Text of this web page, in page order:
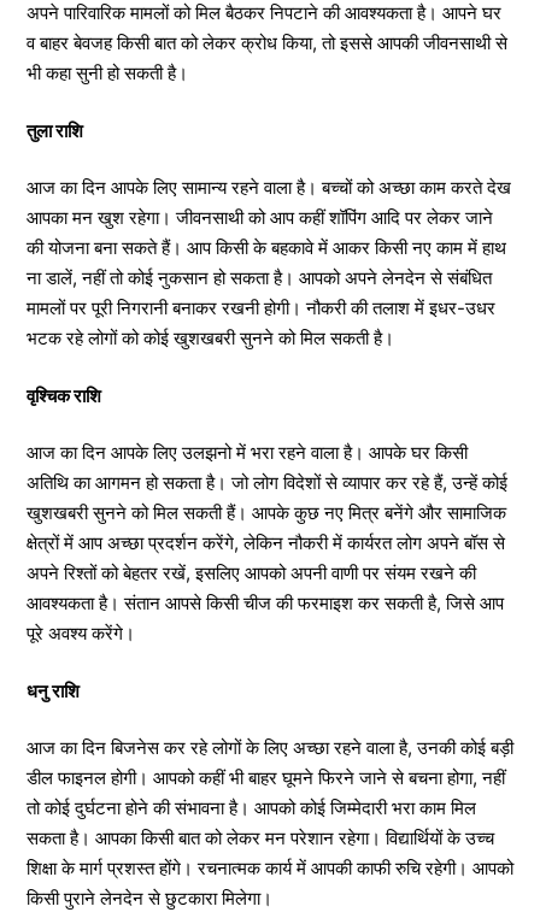
अपने पारिवारिक मामलों को मिल बैठकर निपटाने की आवश्यकता है। आपने घर
व बाहर बेवजह किसी बात को लेकर क्रोध किया, तो इससे आपकी जीवनसाथी से
भी कहा सुनी हो सकती है।
तुला राशि
आज का दिन आपके लिए सामान्य रहने वाला है। बच्चों को अच्छा काम करते देख
आपका मन खुश रहेगा। जीवनसाथी को आप कहीं शॉपिंग आदि पर लेकर जाने
की योजना बना सकते हैं। आप किसी के बहकावे में आकर किसी नए काम में हाथ
ना डालें, नहीं तो कोई नुकसान हो सकता है। आपको अपने लेनदेन से संबंधित
मामलों पर पूरी निगरानी बनाकर रखनी होगी। नौकरी की तलाश में इधर-उधर
भटक रहे लोगों को कोई खुशखबरी सुनने को मिल सकती है।
वृश्चिक राशि
आज का दिन आपके लिए उलझनो में भरा रहने वाला है। आपके घर किसी
अतिथि का आगमन हो सकता है। जो लोग विदेशों से व्यापार कर रहे हैं, उन्हें कोई
खुशखबरी सुनने को मिल सकती हैं। आपके कुछ नए मित्र बनेंगे और सामाजिक
क्षेत्रों में आप अच्छा प्रदर्शन करेंगे, लेकिन नौकरी में कार्यरत लोग अपने बॉस से
अपने रिश्तों को बेहतर रखें, इसलिए आपको अपनी वाणी पर संयम रखने की
आवश्यकता है। संतान आपसे किसी चीज की फरमाइश कर सकती है, जिसे आप
पूरे अवश्य करेंगे।
धनु राशि
आज का दिन बिजनेस कर रहे लोगों के लिए अच्छा रहने वाला है, उनकी कोई बड़ी
डील फाइनल होगी। आपको कहीं भी बाहर घूमने फिरने जाने से बचना होगा, नहीं
तो कोई दुर्घटना होने की संभावना है। आपको कोई जिम्मेदारी भरा काम मिल
सकता है। आपका किसी बात को लेकर मन परेशान रहेगा। विद्यार्थियों के उच्च
शिक्षा के मार्ग प्रशस्त होंगे। रचनात्मक कार्य में आपकी काफी रुचि रहेगी। आपको
किसी पुराने लेनदेन से छुटकारा मिलेगा।